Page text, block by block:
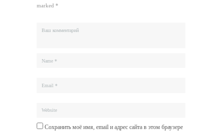
marked *
Сохранить моё имя, email и адрес сайта в этом браузере